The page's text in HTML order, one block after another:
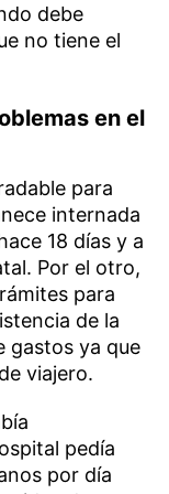
debe
no tiene el
en el
para
internada
18 días y a
Por el otro,
para
de la
gastos ya que
viajero.
pedía
por día